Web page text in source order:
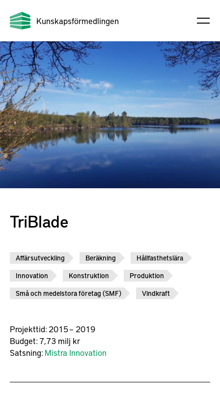
Kunskapsförmedlingen
TriBlade
Affärsutveckling Beräkning
Hållfasthetslära
Innovation
Konstruktion
Produktion
Små och medelstora företag (SMF)
Vindkraft
Projekttid: 2015 – 2019
Budget: 7,73 milj kr
Satsning: Mistra Innovation